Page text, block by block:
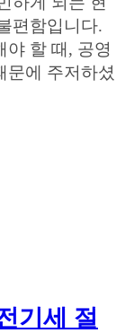
편함입니다.
야 할 때, 공영
문에 주저하셨
기세 절